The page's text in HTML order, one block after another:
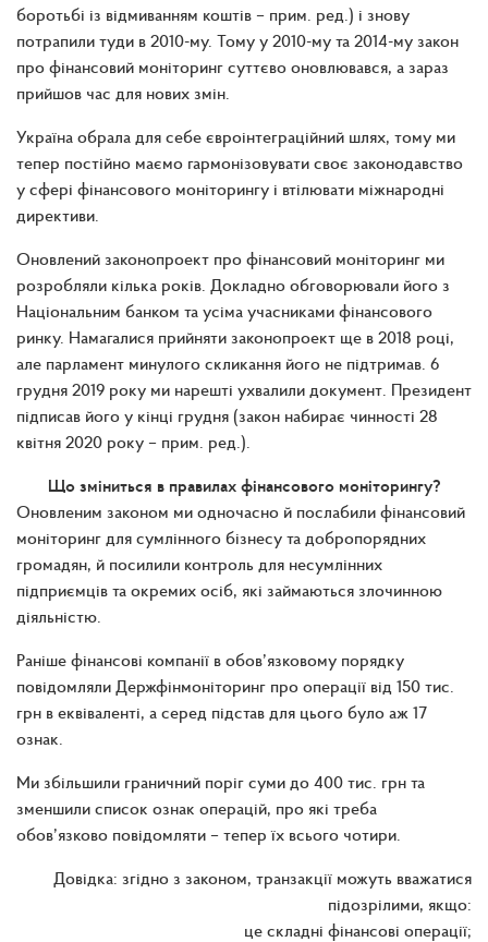
боротьбі із відмиванням коштів – прим. ред.) і знову
потрапили туди в 2010-му. Тому у 2010-му та 2014-му закон
про фінансовий моніторинг суттєво оновлювався, а зараз
прийшов час для нових змін.
Україна обрала для себе євроінтеграційний шлях, тому ми
тепер постійно маємо гармонізовувати своє законодавство
у сфері фінансового моніторингу і втілювати міжнародні
директиви.
Оновлений законопроект про фінансовий моніторинг ми
розробляли кілька років. Докладно обговорювали його з
Національним банком та усіма учасниками фінансового
ринку. Намагалися прийняти законопроект ще в 2018 році,
але парламент минулого скликання його не підтримав. 6
грудня 2019 року ми нарешті ухвалили документ. Президент
підписав його у кінці грудня (закон набирає чинності 28
квітня 2020 року – прим. ред. ).
Що зміниться в правилах фінансового моніторингу?
Оновленим законом ми одночасно й послабили фінансовий
моніторинг для сумлінного бізнесу та добропорядних
громадян, й посилили контроль для несумлінних
підприємців та окремих осіб, які займаються злочинною
діяльністю.
Раніше фінансові компанії в обов’язковому порядку
повідомляли Держфінмоніторинг про операції від 150 тис.
грн в еквіваленті, а серед підстав для цього було аж 17
ознак.
Ми збільшили граничний поріг суми до 400 тис. грн та
зменшили список ознак операцій, про які треба
обов’язково повідомляти – тепер їх всього чотири.
Довідка: згідно з законом, транзакції можуть вважатися
підозрілими, якщо:
це складні фінансові операції;